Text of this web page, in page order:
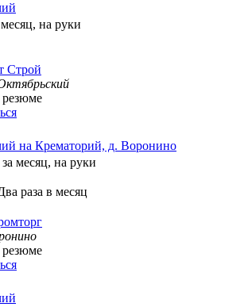
на руки
Строй
на Крематорий, д. Воронино
за месяц, на руки
раза в месяц